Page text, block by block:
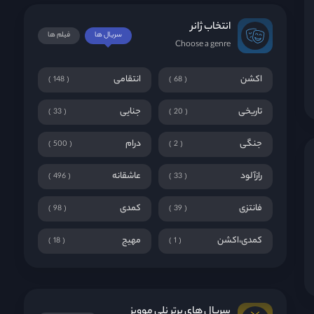
انتخاب ژانر
Choose a genre
فیلم ها سریال ها
اکشن 68 انتقامی 148
تاریخی 20 جنایی 33
جنگی 2 درام 500
رازآلود 33 عاشقانه 496
فانتزی 39 کمدی 98
کمدی،اکشن 1 مهیج 18